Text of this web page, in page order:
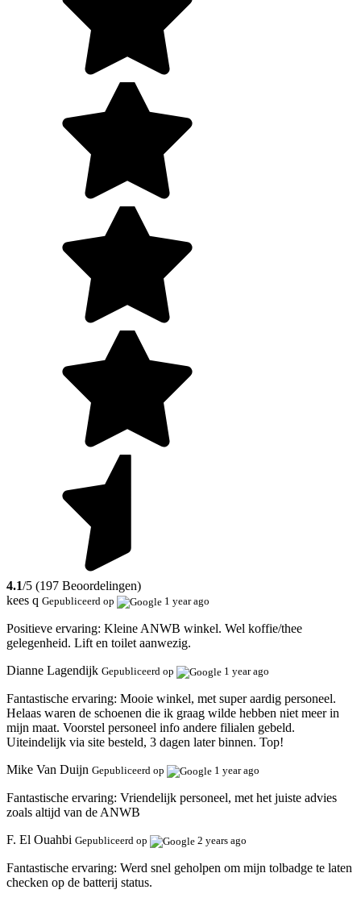
4.1/5 (197 Beoordelingen)
kees q Gepubliceerd op 1 year ago
Positieve ervaring: Kleine ANWB winkel. Wel koffie/thee
gelegenheid. Lift en toilet aanwezig.
Dianne Lagendijk Gepubliceerd op 1 year ago
Fantastische ervaring: Mooie winkel, met super aardig personeel.
Helaas waren de schoenen die ik graag wilde hebben niet meer in
mijn maat. Voorstel personeel info andere filialen gebeld.
Uiteindelijk via site besteld, 3 dagen later binnen. Top!
Mike Van Duijn Gepubliceerd op 1 year ago
Fantastische ervaring: Vriendelijk personeel, met het juiste advies
zoals altijd van de ANWB
F. El Ouahbi Gepubliceerd op 2 years ago
Fantastische ervaring: Werd snel geholpen om mijn tolbadge te laten
checken op de batterij status.